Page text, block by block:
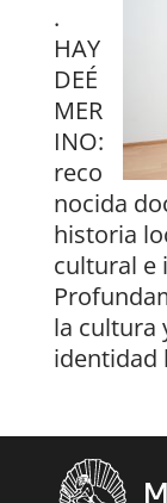
.
HAY
DEÉ
MER
INO:
reco
nocida
historia
cultural e
la cultura
identidad